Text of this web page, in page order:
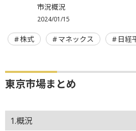
市況概況
2024/01/15
株式 マネックス 日経
東京市場まとめ
1.概況